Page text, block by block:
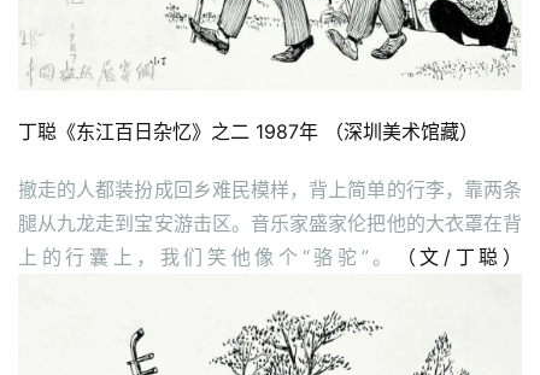
丁聪《东江百日杂忆》之二 1987年 （深圳美术馆藏）
撤走的人都装扮成回乡难民模样，背上简单的行李，靠两条
腿从九龙走到宝安游击区。音乐家盛家伦把他的大衣罩在背
上的行囊上，我们笑他像个“骆驼”。
（文/丁聪）